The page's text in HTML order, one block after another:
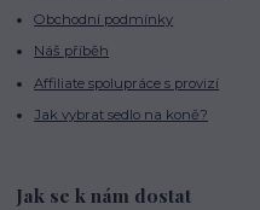
Obchodní podmínky
Náš příběh
Affiliate spolupráce s provizí
Jak vybrat sedlo na koně?
Jak se k nám dostat